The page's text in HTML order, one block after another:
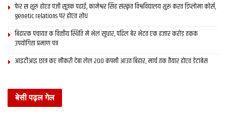
फेर किया रहि जाई छै
ई प्रकाश समटल
नहा दई छै सौंसे संसार
फेर स शुरू होएत पंजी सूत्रक पढाई, कामेश्वर सिंह संस्कृत विश्वविद्यालय शुरू करत डिप्लोमा कोर्स,
genetic relations पर होएत शोध
बिहारक पंचायत क वित्‍तीय स्थिति मे भेल सुधार, पहिल बेर भेटत एक हजार करोड़ तकक
उपयोगिता प्रमाण पत्र
आइटीआइ छात्र कए नौकरी देबा लेल 200 कंपनी आउत बिहार, मार्च तक तैयार होएत डेटाबेस
बेसी पढ़ल गेल